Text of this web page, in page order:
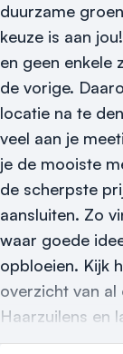
Meld
Nieuws
Reviews
duurzame
keuze is aan
en geen enkele
de vorige.
locatie na te
veel aan je
je de mooiste
de scherpste
aansluiten. Zo
waar goede
opbloeien. Kijk
overzicht van
Haarzuilens en